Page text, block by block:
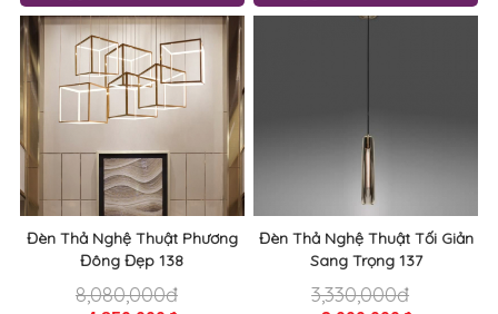
Đèn Thả Nghệ Thuật Phương
Đông Đẹp 138
8,080,000đ
Đèn Thả Nghệ Thuật Tối Giản
Sang Trọng 137
3,330,000đ